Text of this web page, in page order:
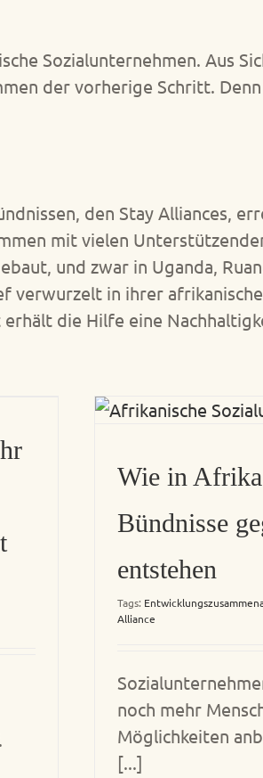
Sozialunternehmen. Aus
der vorherige Schritt. Denn
den Stay Alliances,
mit vielen
und zwar in Uganda,
verwurzelt in ihrer
die Hilfe eine
Wie in
Bündnisse
entstehen
Tags:
Alliance
noch mehr
Möglichkeiten
[...]